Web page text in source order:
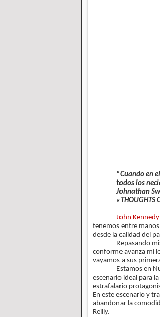
“Cuando en
todos los
Johnathan
«THOUGHTS
John
tenemos entre
desde la calidad del
Repasando
conforme avanza mi
vayamos a sus
Estamos en
escenario ideal para
estrafalario
En este escenario y
abandonar la
Reilly.